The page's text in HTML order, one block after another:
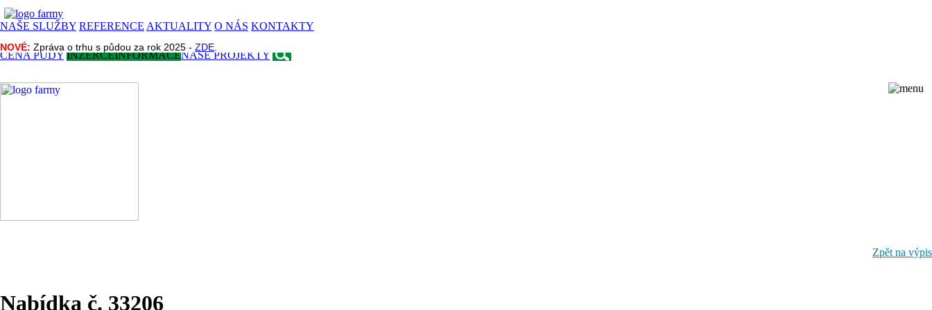
NAŠE SLUŽBY REFERENCE AKTUALITY O NÁS KONTAKTY
NOVÉ: Zpráva o trhu s půdou za rok 2025 - ZDE
CENA PŮDY INZERCEINFORMACENAŠE PROJEKTY
NOVÉ: Zpráva o trhu s půdou za rok 2025 - ZDE
Zpět na výpis
Nabídka č. 33206